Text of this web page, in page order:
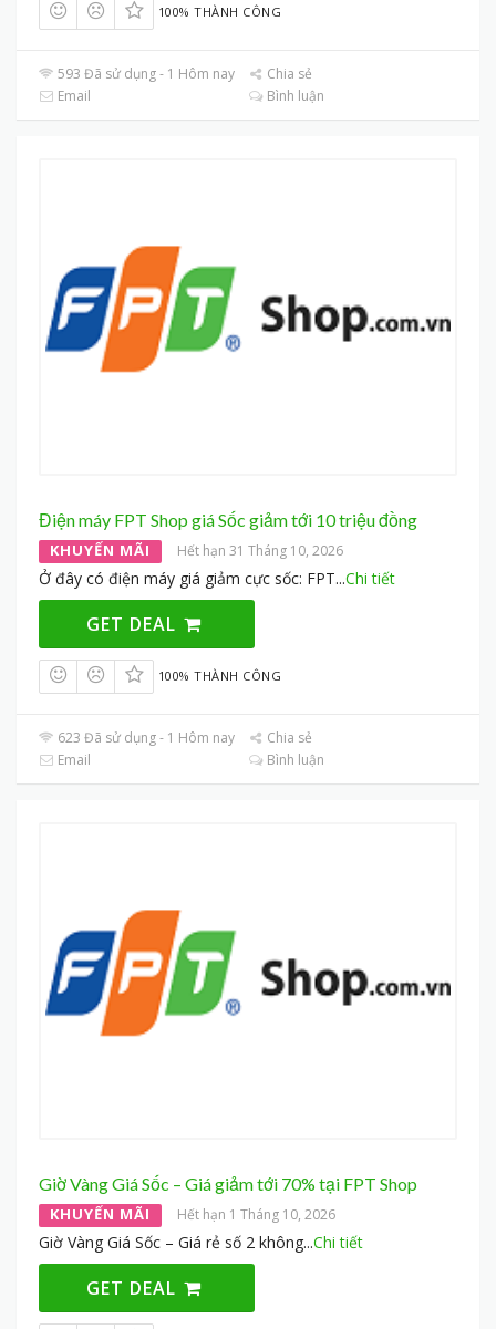
100% THÀNH CÔNG
593 Đã sử dụng - 1 Hôm nay
Chia sẻ
Email
Bình luận
Điện máy FPT Shop giá Sốc giảm tới 10 triệu đồng
KHUYẾN MÃI Hết hạn 31 Tháng 10, 2026
Ở đây có điện máy giá giảm cực sốc: FPT...Chi tiết
GET DEAL
100% THÀNH CÔNG
623 Đã sử dụng - 1 Hôm nay
Chia sẻ
Email
Bình luận
Giờ Vàng Giá Sốc – Giá giảm tới 70% tại FPT Shop
KHUYẾN MÃI Hết hạn 1 Tháng 10, 2026
Giờ Vàng Giá Sốc – Giá rẻ số 2 không...Chi tiết
GET DEAL